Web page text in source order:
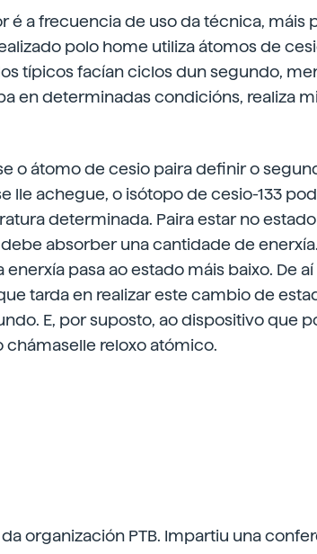
é a frecuencia de uso da técnica, máis
polo home utiliza átomos de
típicos facían ciclos dun segundo,
en determinadas condicións, realiza
o átomo de cesio paira definir o
lle achegue, o isótopo de cesio-133
determinada. Paira estar no
absorber una cantidade de
pasa ao estado máis baixo. De
tarda en realizar este cambio de
E, por suposto, ao dispositivo que
reloxo atómico.
organización PTB. Impartiu una